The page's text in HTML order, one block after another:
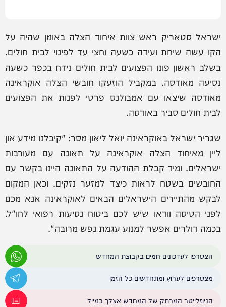
ישראל סטאריק ראש צוות איחוד הצלה באומן שהיה על
הקו עשה שיחת ועידה כשעה וחצי עד לפינוי לבית חולים.
בשלב ראשון פונו הפצועים לבית חולים נידח בכפר כשעה
נסיעה מאודסה. במקביל הוזעקו חובשי הצלה אוקראינה
מאודסה שיצאו עם אמבולנס פרטי לפנות את הפצועים
לבית חולים סביר באודסה.
שגריר ישראל באוקראינה יואל ליאון מסר: "קיבלנו מידע און
ליין מאיחוד הצלה אוקראינה על תאונה עם מעורבות
ישראלים. ומיד קבלת ההודעה על התאונה היינו בקשר עם
החובשים בשטח לראות כיצד למזער נזקים. וכאן המקום
לבקש מהתיירים הישראלים הבאים לאוקראינה אנא מכם
לפני הטיסה וודאו שיש לכם ביטוח נסיעות רפואי לחו"ל.
בכמה דולרים אפשר למנוע עגמת נפש מרובה".
הצטרפו לעדכונים חמים בקבוצת המחדש
מצטרפים לערוץ ומתחדשים כל הזמן
הניוזלייטר המרתק של המחדש אצלך במייל